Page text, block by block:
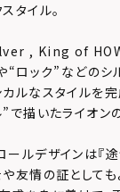
タイル。
, King of
“ロック”などのシ
ルなスタイルを
で描いたライオン
ルデザインは『
友情の証としても